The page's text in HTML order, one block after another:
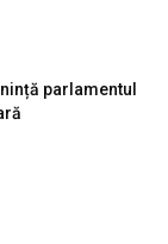
parlamentul